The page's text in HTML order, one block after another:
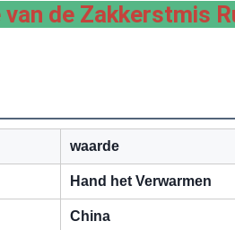
de Zakkerstmis
waarde
Hand het Verwarmen
China